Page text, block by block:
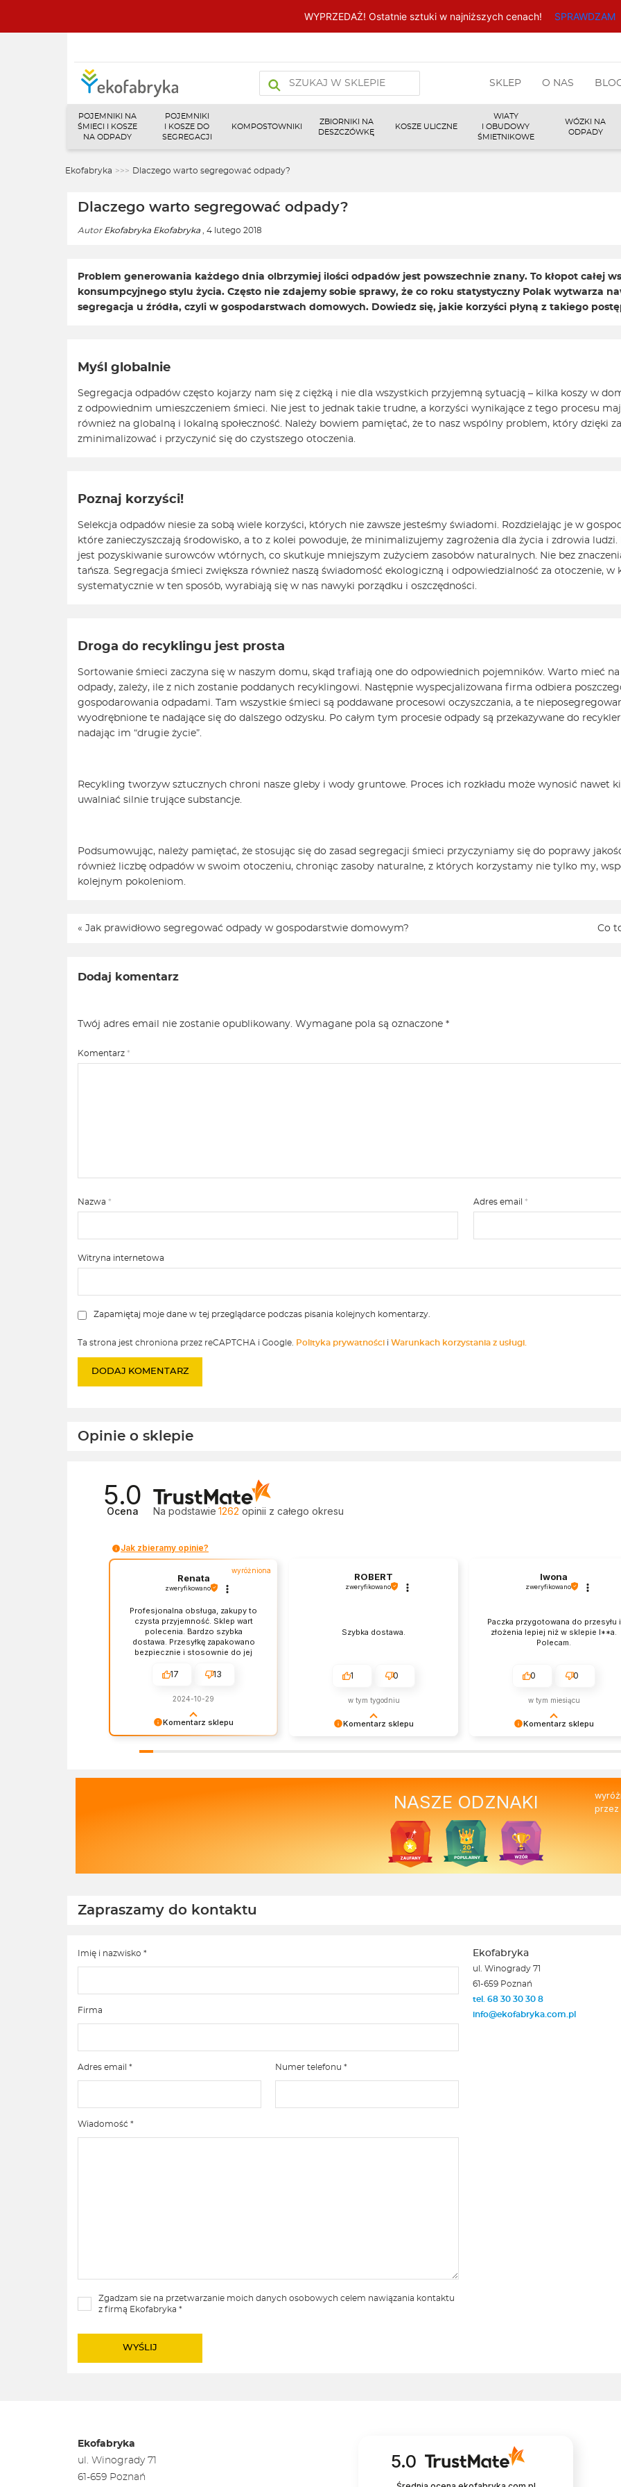
WYPRZEDAŻ! Ostatnie sztuki w najniższych cenach! SPRAWDZAM
produktów
SKLEP O NAS
POJEMNIKI NA
ŚMIECI I KOSZE
NA ODPADY
POJEMNIKI
I KOSZE DO
SEGREGACJI
KOMPOSTOWNIKI
ZBIORNIKI NA
DESZCZÓWKĘ
KOSZE ULICZNE
WIATY
I OBUDOWY
ŚMIETNIKOWE
WÓZKI NA
ODPADY
Ekofabryka >>> Dlaczego warto segregować odpady?
Dlaczego warto segregować odpady?
Autor Ekofabryka Ekofabryka , 4 lutego 2018
Problem generowania każdego dnia olbrzymiej ilości odpadów jest powszechnie znany. To kłopot całej
konsumpcyjnego stylu życia. Często nie zdajemy sobie sprawy, że co roku statystyczny Polak wytwarza
segregacja u źródła, czyli w gospodarstwach domowych. Dowiedz się, jakie korzyści płyną z takiego
Myśl globalnie
Segregacja odpadów często kojarzy nam się z ciężką i nie dla wszystkich przyjemną sytuacją – kilka koszy w
z odpowiednim umieszczeniem śmieci. Nie jest to jednak takie trudne, a korzyści wynikające z tego procesu
również na globalną i lokalną społeczność. Należy bowiem pamiętać, że to nasz wspólny problem, który dzięki
zminimalizować i przyczynić się do czystszego otoczenia.
Poznaj korzyści!
Selekcja odpadów niesie za sobą wiele korzyści, których nie zawsze jesteśmy świadomi. Rozdzielając je w
które zanieczyszczają środowisko, a to z kolei powoduje, że minimalizujemy zagrożenia dla życia i zdrowia
jest pozyskiwanie surowców wtórnych, co skutkuje mniejszym zużyciem zasobów naturalnych. Nie bez
tańsza. Segregacja śmieci zwiększa również naszą świadomość ekologiczną i odpowiedzialność za otoczenie, w
systematycznie w ten sposób, wyrabiają się w nas nawyki porządku i oszczędności.
Droga do recyklingu jest prosta
Sortowanie śmieci zaczyna się w naszym domu, skąd trafiają one do odpowiednich pojemników. Warto mieć
odpady, zależy, ile z nich zostanie poddanych recyklingowi. Następnie wyspecjalizowana firma odbiera
gospodarowania odpadami. Tam wszystkie śmieci są poddawane procesowi oczyszczania, a te
wyodrębnione te nadające się do dalszego odzysku. Po całym tym procesie odpady są przekazywane do
nadając im “drugie życie”.
Recykling tworzyw sztucznych chroni nasze gleby i wody gruntowe. Proces ich rozkładu może wynosić nawet
uwalniać silnie trujące substancje.
Podsumowując, należy pamiętać, że stosując się do zasad segregacji śmieci przyczyniamy się do poprawy
również liczbę odpadów w swoim otoczeniu, chroniąc zasoby naturalne, z których korzystamy nie tylko my,
kolejnym pokoleniom.
« Jak prawidłowo segregować odpady w gospodarstwie domowym? Co
Dodaj komentarz
Twój adres email nie zostanie opublikowany. Wymagane pola są oznaczone *
Komentarz *
Nazwa * Adres email*
Witryna internetowa
Zapamiętaj moje dane w tej przeglądarce podczas pisania kolejnych komentarzy.
Ta strona jest chroniona przez reCAPTCHA i Google. Polityka prywatności i Warunkach korzystania z usługi.
Opinie o sklepie
5.0
Ocena Na podstawie 1262 opinii z całego okresu
Jak zbieramy opinie?
Komentarz sklepu
wyróżniona
Renata
zweryfikowano
Profesjonalna obsługa, zakupy to
czysta przyjemność. Sklep wart
polecenia. Bardzo szybka
dostawa. Przesyłkę zapakowano
bezpiecznie i stosownie do jej
jakość produktów - wszystko bez
17 13
2024-10-29
Komentarz sklepu
Ekofabryce. Mamy nadzieję, że do
nas wrócisz :) Pozdrawiamy
ROBERT
zweryfikowano
Szybka dostawa.
1 0
w tym tygodniu
Komentarz sklepu
ofertą. Z pozdrowieniami, Zespół
Ekofabryki
Iwona
zweryfikowano
Paczka przygotowana do przesyłu i
złożenia lepiej niż w sklepie I**a.
Polecam.
0 0
w tym miesiącu
NASZE ODZNAKI
przez
Zapraszamy do kontaktu
Imię i nazwisko *
Firma
Adres email * Numer telefonu *
Wiadomość *
Zgadzam sie na przetwarzanie moich danych osobowych celem nawiązania kontaktu
z firmą Ekofabryka *
Ekofabryka
ul. Winogrady 71
61-659 Poznań
tel. 68 30 30 30 8
info@ekofabryka.com.pl
Ekofabryka
ul. Winogrady 71
61-659 Poznań
5.0